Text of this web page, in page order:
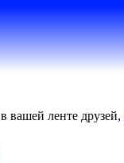
вашей ленте друзей,